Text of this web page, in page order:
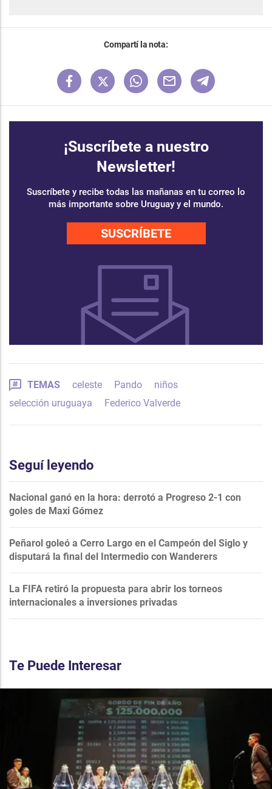
Compartí la nota:
¡Suscríbete a nuestro
Newsletter!
Suscríbete y recibe todas las mañanas en tu correo lo
más importante sobre Uruguay y el mundo.
SUSCRÍBETE
TEMAS celeste Pando
niños
selección uruguaya
Federico Valverde
Seguí leyendo
Nacional ganó en la hora: derrotó a Progreso 2-1 con
goles de Maxi Gómez
Peñarol goleó a Cerro Largo en el Campeón del Siglo y
disputará la final del Intermedio con Wanderers
La FIFA retiró la propuesta para abrir los torneos
internacionales a inversiones privadas
Te Puede Interesar